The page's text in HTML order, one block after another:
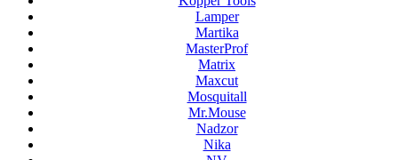
Lamper
Martika
MasterProf
Matrix
Maxcut
Mosquitall
Mr.Mouse
Nadzor
Nika